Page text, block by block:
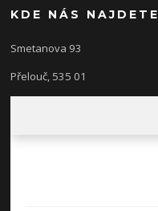
KDE NÁS NAJDETE
Smetanova 93
Přelouč, 535 01